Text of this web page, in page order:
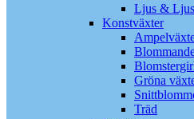
Ljus &
Konstväxter
Gröna
Träd